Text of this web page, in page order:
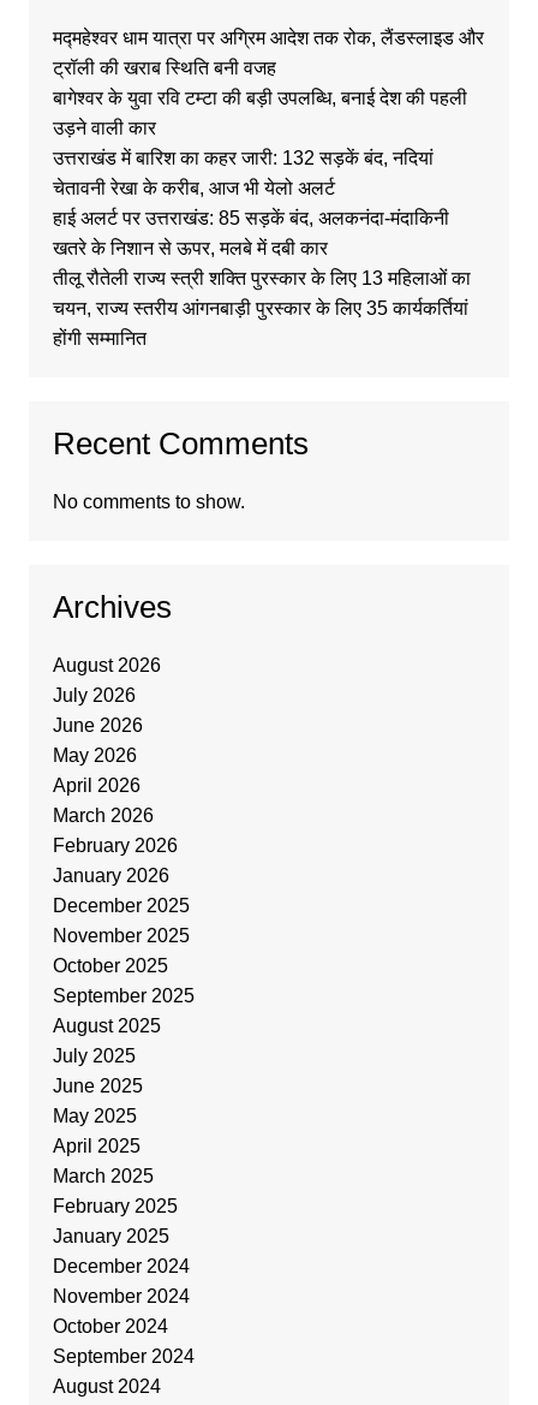
मद्महेश्वर धाम यात्रा पर अग्रिम आदेश तक रोक, लैंडस्लाइड और
ट्रॉली की खराब स्थिति बनी वजह
बागेश्वर के युवा रवि टम्टा की बड़ी उपलब्धि, बनाई देश की पहली
उड़ने वाली कार
उत्तराखंड में बारिश का कहर जारी: 132 सड़कें बंद, नदियां
चेतावनी रेखा के करीब, आज भी येलो अलर्ट
हाई अलर्ट पर उत्तराखंड: 85 सड़कें बंद, अलकनंदा-मंदाकिनी
खतरे के निशान से ऊपर, मलबे में दबी कार
तीलू रौतेली राज्य स्त्री शक्ति पुरस्कार के लिए 13 महिलाओं का
चयन, राज्य स्तरीय आंगनबाड़ी पुरस्कार के लिए 35 कार्यकर्तियां
होंगी सम्मानित
Recent Comments
No comments to show.
Archives
August 2026
July 2026
June 2026
May 2026
April 2026
March 2026
February 2026
January 2026
December 2025
November 2025
October 2025
September 2025
August 2025
July 2025
June 2025
May 2025
April 2025
March 2025
February 2025
January 2025
December 2024
November 2024
October 2024
September 2024
August 2024